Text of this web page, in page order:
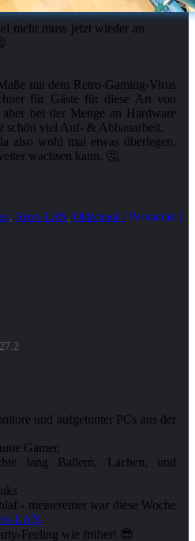
mehr muss jetzt wieder an
mit dem Retro-Gaming-Virus
für Gäste für diese Art von
bei der Menge an Hardware
schön viel Auf- & Abbauarbeit.
also wohl mal etwas überlegen,
Permalink
, Retro-LAN Oldschool-
und aufgetunter PCs aus der
Gamer,
lang Ballern, Lachen, und
- meinereiner war diese Woche
LAN.